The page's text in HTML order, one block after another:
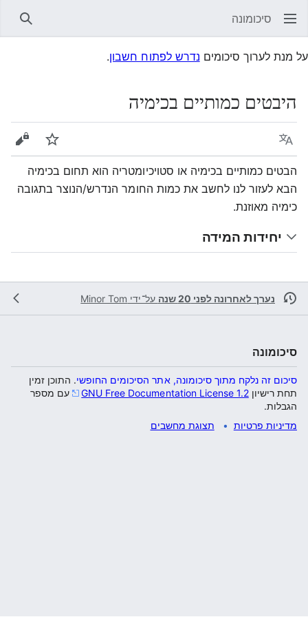
סיכומונה
על מנת לערוך סיכומים נדרש לפתוח חשבון.
היבטים כמותיים בכימיה
שפה עקוב
הבטים כמותיים בכימיה או סטויכיומטריה הוא תחום בכימיה
הבא לעזור לנו לחשב את כמות החומר הנדרש/הנוצר בתגובה
כימיה מאוזנת.
יחידות המידה
נערך לאחרונה לפני 20 שנה על־ידי Minor Tom
סיכומונה
סיכום זה נלקח מתוך סיכומונה, אתר הסיכומים החופשי. התוכן זמין
תחת רישיוןGNU Free Documentation License 1.2
עם מספר
הגבלות.
מדיניות פרטיות
תצוגת מחשבים